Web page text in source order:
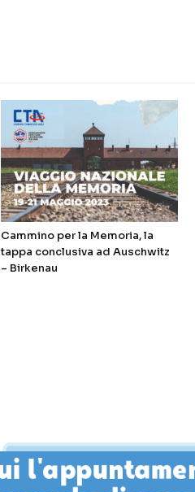
Cammino per la Memoria, la
tappa conclusiva ad Auschwitz
– Birkenau